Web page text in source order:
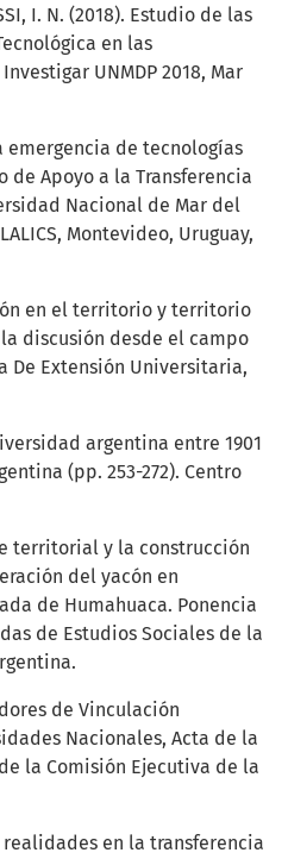
I. N. (2018). Estudio de las
en las
UNMDP 2018, Mar
emergencia de tecnologías
de Apoyo a la Transferencia
Nacional de Mar del
Montevideo, Uruguay,
en el territorio y territorio
discusión desde el campo
De Extensión Universitaria,
argentina entre 1901
(pp. 253-272). Centro
territorial y la construcción
del yacón en
de Humahuaca. Ponencia
de Estudios Sociales de la
de Vinculación
Nacionales, Acta de la
la Comisión Ejecutiva de la
realidades en la transferencia